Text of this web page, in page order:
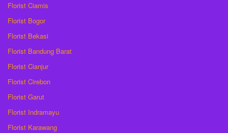
Florist Ciamis
Florist Bogor
Florist Bekasi
Florist Bandung Barat
Florist Cianjur
Florist Cirebon
Florist Garut
Florist Indramayu
Florist Karawang